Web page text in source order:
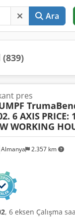
Ara
(839)
2.357 km
pres
6 AXIS PRICE:
WORKING
, 6 eksen Çalışma